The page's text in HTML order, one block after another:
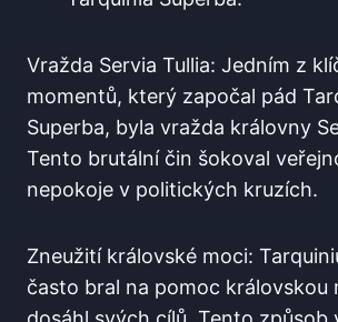
Vražda Servia Tullia: Jedním z
momentů, který započal pád
Superba, byla vražda královny
Tento brutální čin šokoval
nepokoje v politických kruzích.
Zneužití královské moci:
často bral na pomoc královskou